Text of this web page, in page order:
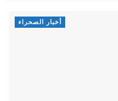
أخبار الصحراء